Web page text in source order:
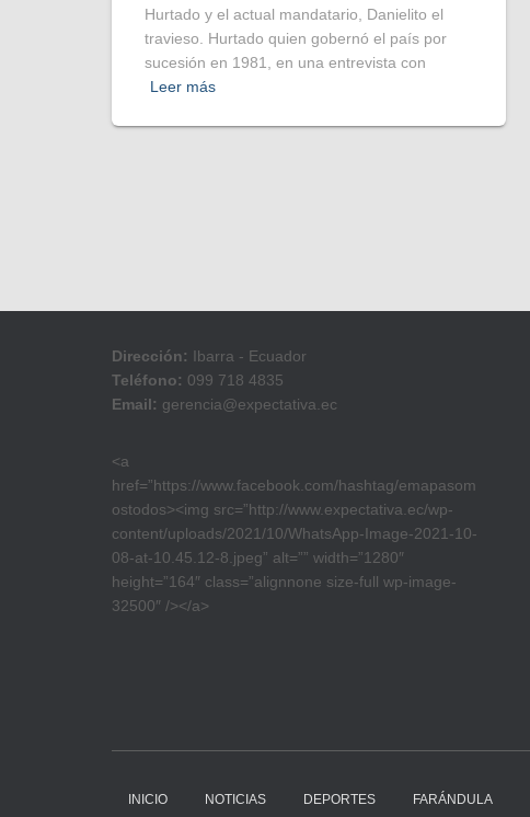
Hurtado y el actual mandatario, Danielito el
travieso. Hurtado quien gobernó el país por
sucesión en 1981, en una entrevista con
Leer más
Dirección: Ibarra - Ecuador
Teléfono: 099 718 4835
Email: gerencia@expectativa.ec
<a
href=”https://www.facebook.com/hashtag/emapasom
ostodos><img src=”http://www.expectativa.ec/wp-
content/uploads/2021/10/WhatsApp-Image-2021-10-
08-at-10.45.12-8.jpeg” alt=”” width=”1280″
height=”164″ class=”alignnone size-full wp-image-
32500″ /></a>
INICIO NOTICIAS DEPORTES FARÁNDULA